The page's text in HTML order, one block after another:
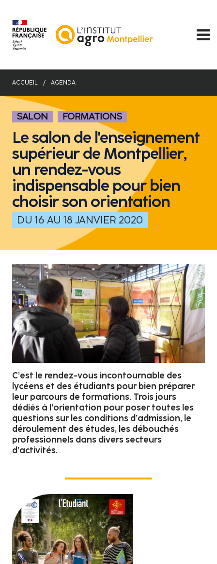
contenu
principal
ACCUEIL AGENDA
SALON FORMATIONS
Le salon de l'enseignement
supérieur de Montpellier,
un rendez-vous
indispensable pour bien
choisir son orientation
DU 16 AU 18 JANVIER 2020
C’est le rendez-vous incontournable des
lycéens et des étudiants pour bien préparer
leur parcours de formations. Trois jours
dédiés à l’orientation pour poser toutes les
questions sur les conditions d’admission, le
déroulement des études, les débouchés
professionnels dans divers secteurs
d’activités.